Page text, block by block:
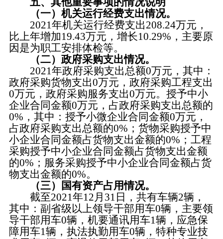
（一）机关运行经费支出情况。
2021年机关运行经费支出208.24万元，
比上年增加19.43万元，增长10.29%，主要原
因是为职工安排体检等。
（二）政府采购支出情况。
2021年政府采购支出总额0万元，其中：
政府采购货物支出0万元，政府采购工程支出
0万元，政府采购服务支出0万元。授予中小
企业合同金额0万元，占政府采购支出总额的
0%，其中：授予小微企业合同金额0万元，
占政府采购支出总额的0%；货物采购授予中
小企业合同金额占货物支出金额的0%；工程
采购授予中小企业合同金额占货物支出金额
的0%；服务采购授予中小企业合同金额占货
物支出金额的0%。
（三）国有资产占用情况。
截至2021年12月31日，共有车辆2辆，
其中：副省级以上领导干部用车0辆，主要领
导干部用车0辆，机要通讯用车1辆，应急保
障用车1辆，执法执勤用车0辆，特种专业技